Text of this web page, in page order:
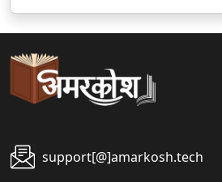
ला
support[@]amarkosh.tech